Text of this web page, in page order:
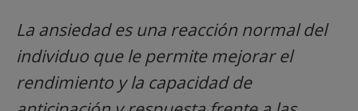
La ansiedad es una reacción normal del
individuo que le permite mejorar el
rendimiento y la capacidad de